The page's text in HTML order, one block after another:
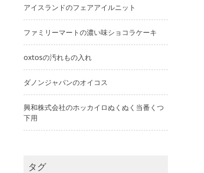
アイスランドのフェアアイルニット
ファミリーマートの濃い味ショコラケーキ
oxtosの汚れもの入れ
ダノンジャパンのオイコス
興和株式会社のホッカイロぬくぬく当番くつ
下用
タグ